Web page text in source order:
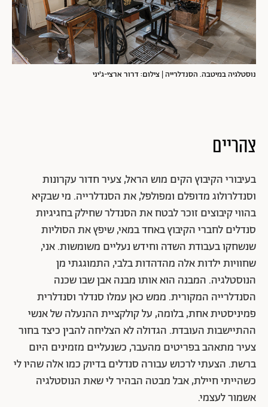
נוסטלגיה במיטבה. הסנדלרייה | צילום: דרור ארצי-ג'יני
צהריים
בעיבורי הקיבוץ הקים מוש הראל, צעיר חדור עקרונות
וסנדלרולוג מדופלם ומפולפל, את הסנדלרייה. מי שבקיא
בהווי קיבוצים זוכר לבטח את הסנדלר שחילק בחגיגיות
סנדלים לחברי הקיבוץ באחד במאי, שיפץ את הסוליות
שנשחקו בעבודת השדה וחידש נעליים משומשות. אני,
שחוויות ילדות אלה מהדהדות בלבי, התמוגגתי מן
הנוסטלגיה. המבנה הוא אותו מבנה אבן שבו שכנה
הסנדלרייה המקורית. ממש כאן עמלו סנדלר וסנדלרית
פמיניסטית אחת, בלומה, על קולקציית ההנעלה של אנשי
ההתיישבות העובדת. הגדולה לא הצליחה להבין כיצד בחור
צעיר מתאהב בפריטים מהעבר, כשנעליים מזמינים היום
ברשת. הצעתי לרכוש עבורה סנדלים בדיוק כמו אלה שהיו לי
כשהייתי חיילת, אבל מבטה הבהיר לי שאת הנוסטלגיה
אשמור לעצמי.